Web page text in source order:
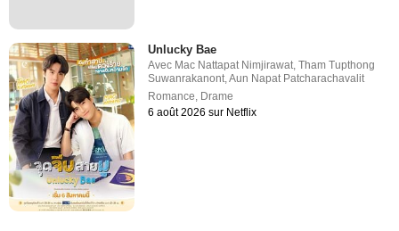
Unlucky Bae
Avec Mac Nattapat Nimjirawat,Tham Tupthong
Suwanrakanont,Aun Napat Patcharachavalit
Romance, Drame
6 août 2026 sur Netflix